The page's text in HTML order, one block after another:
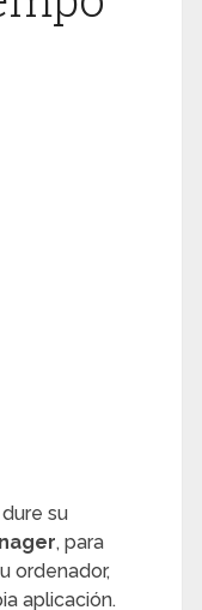
su
, para
ordenador,
aplicación.